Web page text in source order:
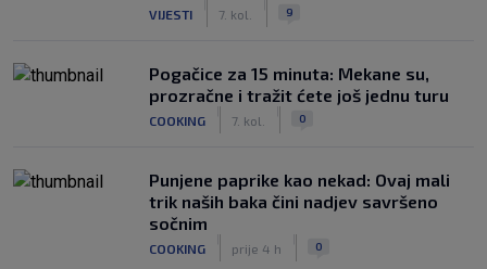
VIJESTI 7. kol. 9
Pogačice za 15 minuta: Mekane su,
prozračne i tražit ćete još jednu turu
COOKING 7. kol. 0
Punjene paprike kao nekad: Ovaj mali
trik naših baka čini nadjev savršeno
sočnim
COOKING prije 4 h 0